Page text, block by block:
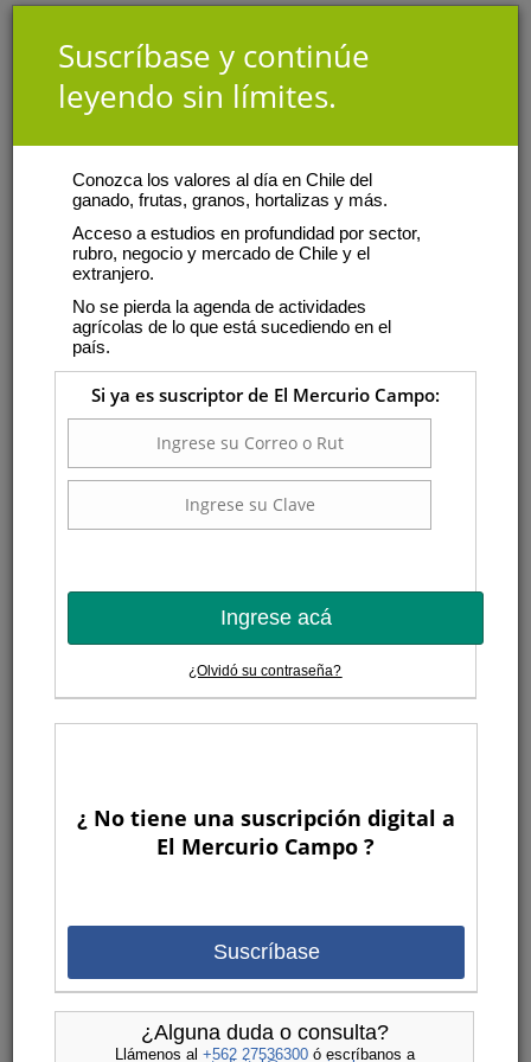
Suscríbase y continúe
leyendo sin límites.
Conozca los valores al día en Chile del
ganado, frutas, granos, hortalizas y más.
Acceso a estudios en profundidad por sector,
rubro, negocio y mercado de Chile y el
extranjero.
No se pierda la agenda de actividades
agrícolas de lo que está sucediendo en el
país.
Si ya es suscriptor de El Mercurio Campo:
Ingrese acá
¿Olvidó su contraseña?
¿ No tiene una suscripción digital a
El Mercurio Campo ?
Suscríbase
¿Alguna duda o consulta?
Llámenos al +562 27536300ó escríbanos a